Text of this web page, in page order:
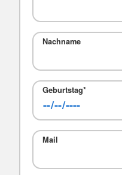
Nachname
Geburtstag*
Mail